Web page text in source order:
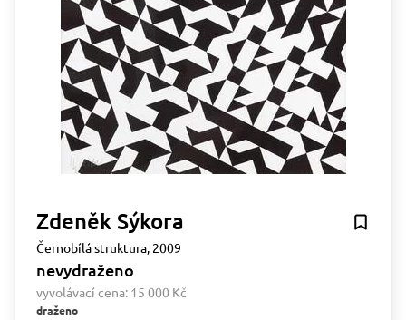
Zdeněk Sýkora
Černobílá struktura, 2009
nevydraženo
vyvolávací cena: 15 000 Kč
draženo